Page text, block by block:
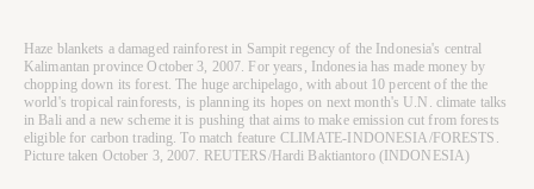
Haze blankets a damaged rainforest in Sampit regency of the Indonesia's central
Kalimantan province October 3, 2007. For years, Indonesia has made money by
chopping down its forest. The huge archipelago, with about 10 percent of the the
world's tropical rainforests, is planning its hopes on next month's U.N. climate talks
in Bali and a new scheme it is pushing that aims to make emission cut from forests
eligible for carbon trading. To match feature CLIMATE-INDONESIA/FORESTS.
Picture taken October 3, 2007. REUTERS/Hardi Baktiantoro (INDONESIA)